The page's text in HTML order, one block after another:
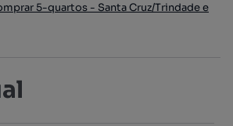
5-quartos - Santa Cruz/Trindade e